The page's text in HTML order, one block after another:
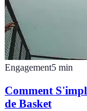
Engagement5 min
Comment
de Basket